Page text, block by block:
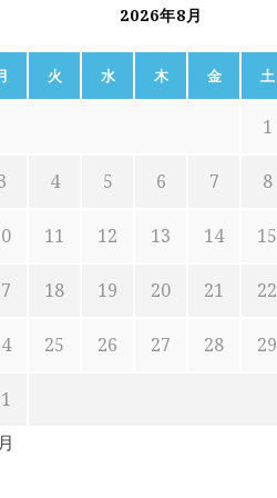
2026年8月
火 水 木 金 土
1
4 5 6 7 8
11 12 13 14 15
18 19 20 21 22
25 26 27 28 29